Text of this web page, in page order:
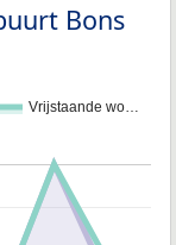
Bons
Vrijstaande wo…